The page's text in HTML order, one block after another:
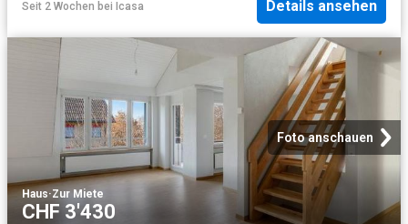
Seit 2 Wochen bei Icasa Details ansehen
Foto anschauen
Haus·Zur Miete
CHF 3'430